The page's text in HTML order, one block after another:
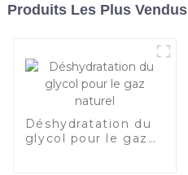
Produits Les Plus Vendus
Déshydratation du
glycol pour le gaz